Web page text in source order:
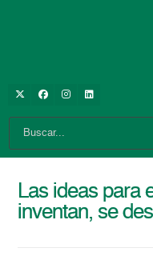
Las ideas para
inventan, se